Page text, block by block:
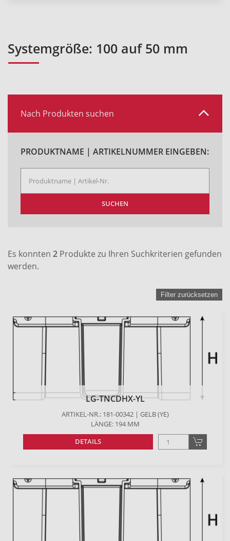
Systemgröße: 100 auf 50 mm
Nach Produkten suchen
PRODUKTNAME | ARTIKELNUMMER EINGEBEN:
SUCHEN
Es konnten 2 Produkte zu Ihren Suchkriterien gefunden
werden.
Filter zurücksetzen
LG-TNCDHX-YL
ARTIKEL-NR.: 181-00342 | GELB (YE)
LÄNGE: 194 MM
DETAILS